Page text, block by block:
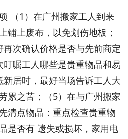
（1）在广州搬家工人到来
铺上废布，以免划伤地板；
再次确认价格是否与先前商定
嘱工人哪些是贵重物品和易
居时，最好当场告诉工人大
累之苦；（5）在与广州搬家
清点物品：重点检查贵重物
是否有 遗失或损坏，家用电